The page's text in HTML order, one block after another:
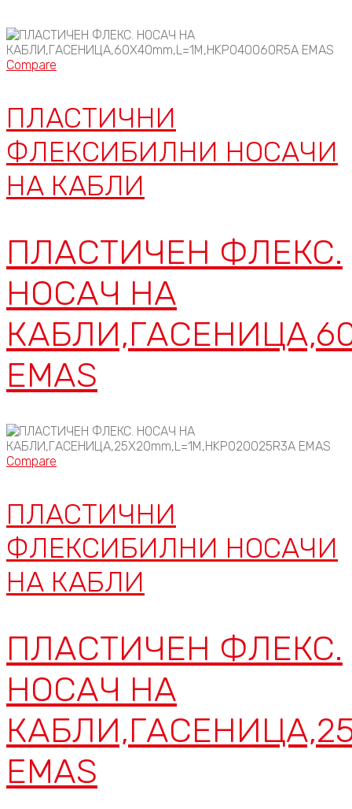
Compare
ПЛАСТИЧНИ
ФЛЕКСИБИЛНИ НОСАЧИ
НА КАБЛИ
ПЛАСТИЧЕН ФЛЕКС.
НОСАЧ НА
EMAS
Compare
ПЛАСТИЧНИ
ФЛЕКСИБИЛНИ НОСАЧИ
НА КАБЛИ
ПЛАСТИЧЕН ФЛЕКС.
НОСАЧ НА
EMAS